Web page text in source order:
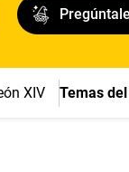
XIV Temas